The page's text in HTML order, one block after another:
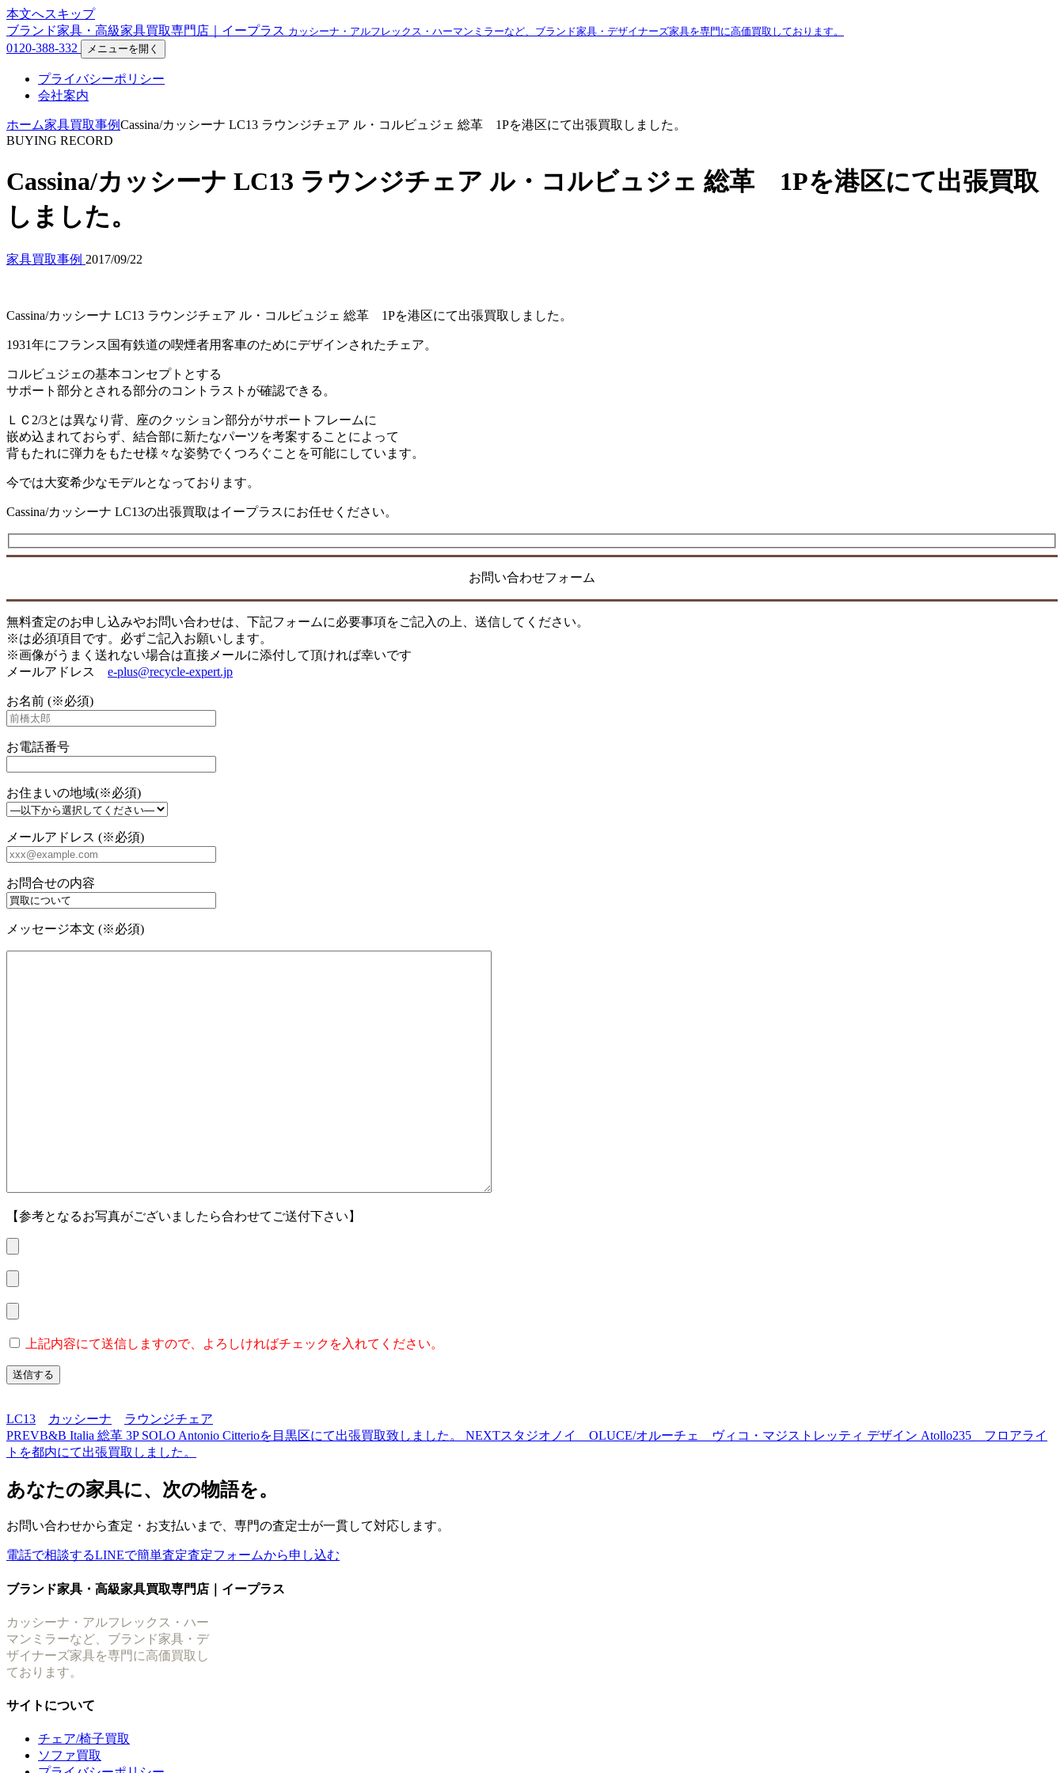
本文へスキップ
ブランド家具・高級家具買取専門店｜イープラス カッシーナ・アルフレックス・ハーマンミラーなど、ブランド家具・デザイナーズ家具を専門に高価買取しております。
0120-388-332 メニューを開く
プライバシーポリシー
会社案内
ホーム家具買取事例Cassina/カッシーナ LC13 ラウンジチェア ル・コルビュジェ 総革 1Pを港区にて出張買取しました。
BUYING RECORD
Cassina/カッシーナ LC13 ラウンジチェア ル・コルビュジェ 総革 1Pを港区にて出張買取
しました。
家具買取事例 2017/09/22
Cassina/カッシーナ LC13 ラウンジチェア ル・コルビュジェ 総革 1Pを港区にて出張買取しました。
1931年にフランス国有鉄道の喫煙者用客車のためにデザインされたチェア。
コルビュジェの基本コンセプトとする
サポート部分とされる部分のコントラストが確認できる。
ＬＣ2/3とは異なり背、座のクッション部分がサポートフレームに
嵌め込まれておらず、結合部に新たなパーツを考案することによって
背もたれに弾力をもたせ様々な姿勢でくつろぐことを可能にしています。
今では大変希少なモデルとなっております。
Cassina/カッシーナ LC13の出張買取はイープラスにお任せください。
お問い合わせフォーム
無料査定のお申し込みやお問い合わせは、下記フォームに必要事項をご記入の上、送信してください。
※は必須項目です。必ずご記入お願いします。
※画像がうまく送れない場合は直接メールに添付して頂ければ幸いです
メールアドレス e-plus@recycle-expert.jp
お名前 (※必須)
お電話番号
お住まいの地域(※必須)
メールアドレス (※必須)
お問合せの内容
メッセージ本文 (※必須)
【参考となるお写真がございましたら合わせてご送付下さい】
上記内容にて送信しますので、よろしければチェックを入れてください。
LC13 カッシーナ
ラウンジチェア
PREVB&B Italia 総革 3P SOLO Antonio Citterioを目黒区にて出張買取致しました。 NEXTスタジオノイ OLUCE/オルーチェ ヴィコ・マジストレッティ デザイン Atollo235 フロアライ
トを都内にて出張買取しました。
あなたの家具に、次の物語を。
お問い合わせから査定・お支払いまで、専門の査定士が一貫して対応します。
電話で相談するLINEで簡単査定査定フォームから申し込む
ブランド家具・高級家具買取専門店｜イープラス
カッシーナ・アルフレックス・ハー
マンミラーなど、ブランド家具・デ
ザイナーズ家具を専門に高価買取し
ております。
サイトについて
チェア/椅子買取
ソファ買取